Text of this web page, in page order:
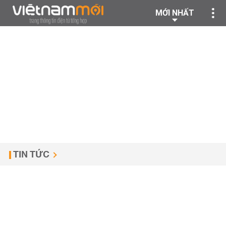
MỚI NHẤT
TIN TỨC